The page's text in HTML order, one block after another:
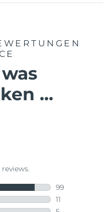
...
Erwartete Lieferung
13/08/2026
Erwartete Lieferung